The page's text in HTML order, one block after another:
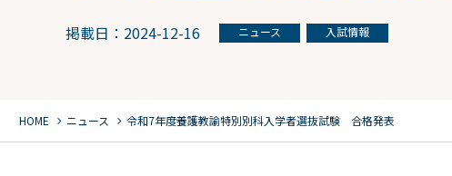
掲載日：2024-12-16 ニュース 入試情報
HOME chevron_right ニュース chevron_right 令和7年度養護教諭特別別科入学者選抜試験 合格発表